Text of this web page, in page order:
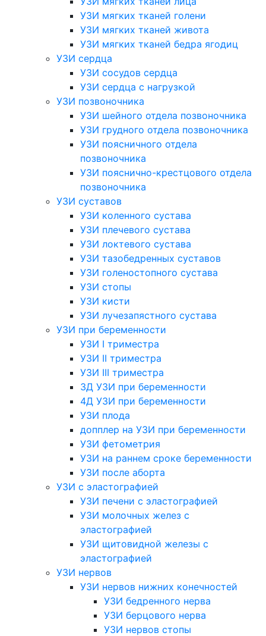
УЗИ мягких тканей голени
УЗИ мягких тканей живота
УЗИ мягких тканей бедра ягодиц
УЗИ сердца
УЗИ сосудов сердца
УЗИ сердца с нагрузкой
УЗИ позвоночника
УЗИ шейного отдела позвоночника
УЗИ грудного отдела позвоночника
УЗИ поясничного отдела
позвоночника
УЗИ пояснично-крестцового отдела
позвоночника
УЗИ суставов
УЗИ коленного сустава
УЗИ плечевого сустава
УЗИ локтевого сустава
УЗИ тазобедренных суставов
УЗИ голеностопного сустава
УЗИ стопы
УЗИ кисти
УЗИ лучезапястного сустава
УЗИ при беременности
УЗИ I триместра
УЗИ II триместра
УЗИ III триместра
3Д УЗИ при беременности
4Д УЗИ при беременности
УЗИ плода
допплер на УЗИ при беременности
УЗИ фетометрия
УЗИ на раннем сроке беременности
УЗИ после аборта
УЗИ с эластографией
УЗИ печени с эластографией
УЗИ молочных желез с
эластографией
УЗИ щитовидной железы с
эластографией
УЗИ нервов
УЗИ нервов нижних конечностей
УЗИ бедренного нерва
УЗИ берцового нерва
УЗИ нервов стопы